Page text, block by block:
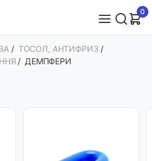
0
/ ТОСОЛ, АНТИФРИЗ /
/ ДЕМПФЕРИ